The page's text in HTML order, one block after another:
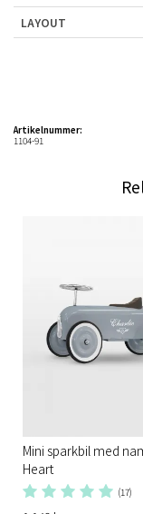
LAYOUT
Artikelnummer:
1104-91
Mini sparkbil med
Heart
(17)